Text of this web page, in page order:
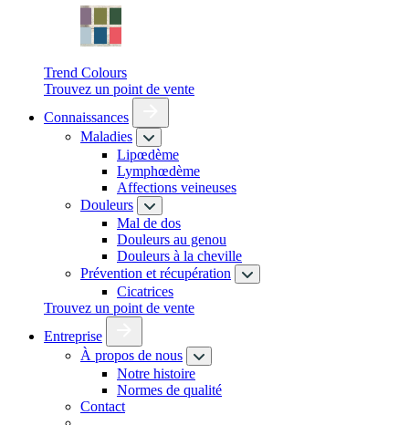
Trend Colours
Trouvez un point de vente
Connaissances
Maladies
Lipœdème
Lymphœdème
Affections veineuses
Douleurs
Mal de dos
Douleurs au genou
Douleurs à la cheville
Prévention et récupération
Cicatrices
Trouvez un point de vente
Entreprise
À propos de nous
Notre histoire
Normes de qualité
Contact